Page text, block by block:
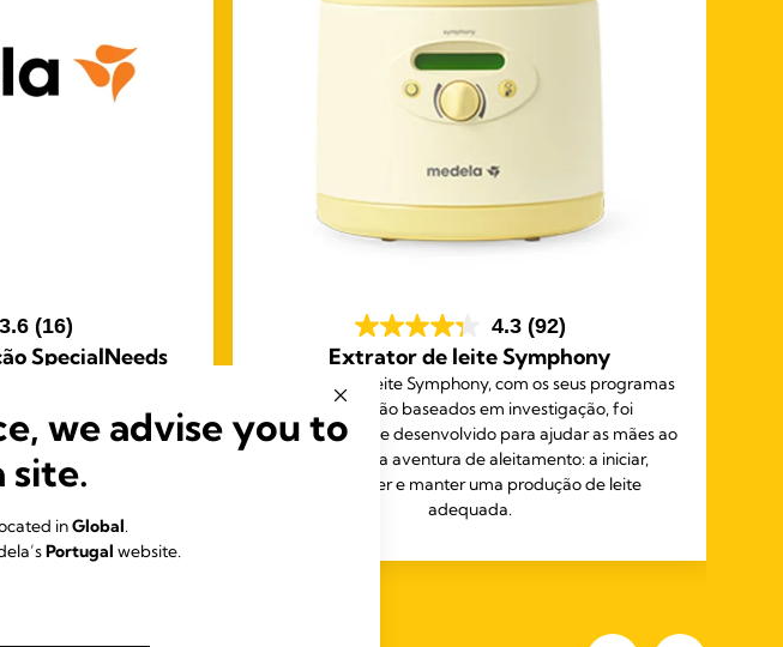
3.6 (16)
SpecialNeeds
não conseguem criar
e distúrbios
com fenda labial
4.3 (92)
Extrator de leite Symphony
O extrator de leite Symphony, com os seus programas
de extração baseados em investigação, foi
especificamente desenvolvido para ajudar as mães ao
longo da sua aventura de aleitamento: a iniciar,
desenvolver e manter uma produção de leite
adequada.
we advise you to
site.
inGlobal.
Portugal website.